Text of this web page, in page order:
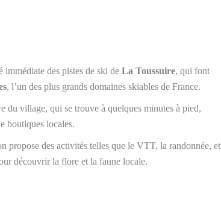
immédiate des pistes de ski de La Toussuire, qui font
, l’un des plus grands domaines skiables de France.
du village, qui se trouve à quelques minutes à pied,
boutiques locales.
propose des activités telles que le VTT, la randonnée, et
découvrir la flore et la faune locale.